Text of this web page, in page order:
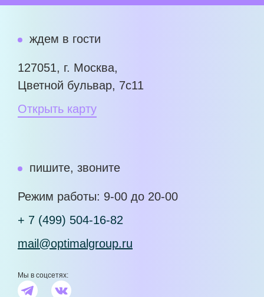
ждем в гости
127051, г. Москва,
Цветной бульвар, 7с11
Открыть карту
пишите, звоните
Режим работы: 9-00 до 20-00
+ 7 (499) 504-16-82
mail@optimalgroup.ru
Мы в соцсетях: